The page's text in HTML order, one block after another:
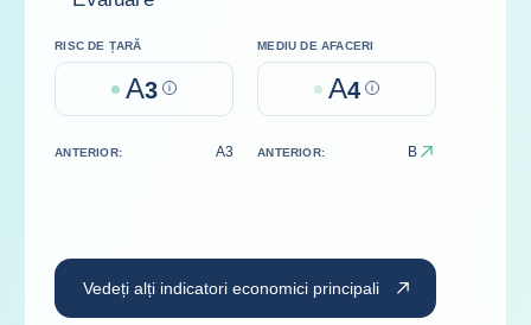
RISC DE ȚARĂ
A3 Help
MEDIU DE AFACERI
A4 Help
ANTERIOR: A3 ANTERIOR: B
Vedeți alți indicatori economici principali